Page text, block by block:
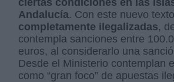
Andalucía. Con este nuevo
completamente ilegalizadas,
contempla sanciones entre
euros, al considerarlo una
Desde el Ministerio contemplan
como “gran foco” de apuestas